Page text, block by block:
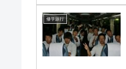
修学旅行